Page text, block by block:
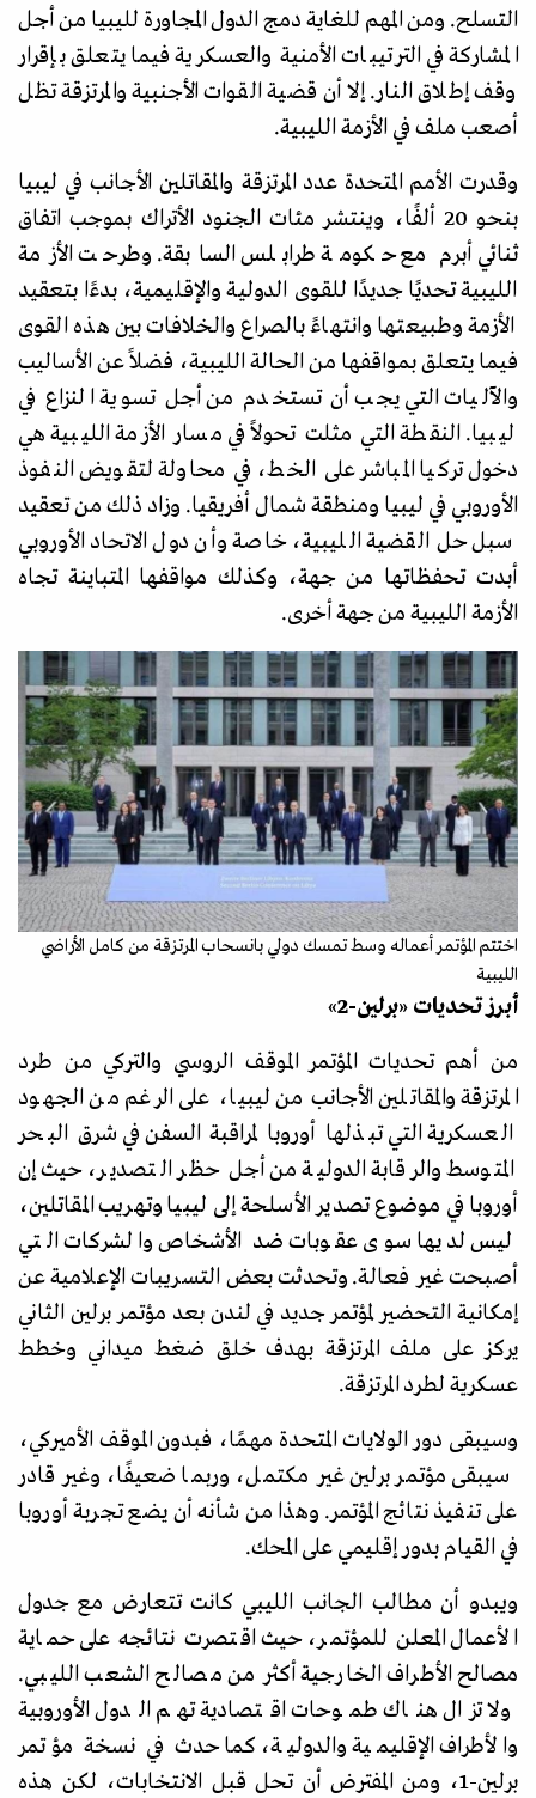
التسلح. ومن المهم للغاية دمج الدول المجاورة لليبيا من أجل
المشاركة في الترتيبات الأمنية والعسكرية فيما يتعلق بإقرار
وقف إطلاق النار. إلا أن قضية القوات الأجنبية والمرتزقة تظل
أصعب ملف في الأزمة الليبية.
وقدرت الأمم المتحدة عدد المرتزقة والمقاتلين الأجانب في ليبيا
بنحو 20 ألفًا، وينتشر مئات الجنود الأتراك بموجب اتفاق
ثنائي أبرم مع حكومة طرابلس السابقة. وطرحت الأزمة
الليبية تحديًا جديدًا للقوى الدولية والإقليمية، بدءًا بتعقيد
الأزمة وطبيعتها وانتهاءً بالصراع والخلافات بين هذه القوى
فيما يتعلق بمواقفها من الحالة الليبية، فضلاً عن الأساليب
والآليات التي يجب أن تستخدم من أجل تسوية النزاع في
ليبيا. النقطة التي مثلت تحولاً في مسار الأزمة الليبية هي
دخول تركيا المباشر على الخط، في محاولة لتقويض النفوذ
الأوروبي في ليبيا ومنطقة شمال أفريقيا. وزاد ذلك من تعقيد
سبل حل القضية الليبية، خاصة وأن دول الاتحاد الأوروبي
أبدت تحفظاتها من جهة، وكذلك مواقفها المتباينة تجاه
الأزمة الليبية من جهة أخرى.
اختتم المؤتمر أعماله وسط تمسك دولي بانسحاب المرتزقة من كامل الأراضي
الليبية
أبرز تحديات «برلين-2 »
من أهم تحديات المؤتمر الموقف الروسي والتركي من طرد
المرتزقة والمقاتلين الأجانب من ليبيا، على الرغم من الجهود
العسكرية التي تبذلها أوروبا لمراقبة السفن في شرق البحر
المتوسط ​​والرقابة الدولية من أجل حظر التصدير، حيث إن
أوروبا في موضوع تصدير الأسلحة إلى ليبيا وتهريب المقاتلين،
ليس لديها سوى عقوبات ضد الأشخاص والشركات التي
أصبحت غير فعالة. وتحدثت بعض التسريبات الإعلامية عن
إمكانية التحضير لمؤتمر جديد في لندن بعد مؤتمر برلين الثاني
يركز على ملف المرتزقة بهدف خلق ضغط ميداني وخطط
عسكرية لطرد المرتزقة.
وسيبقى دور الولايات المتحدة مهمًا، فبدون الموقف الأميركي،
سيبقى مؤتمر برلين غير مكتمل، وربما ضعيفًا، وغير قادر
على تنفيذ نتائج المؤتمر. وهذا من شأنه أن يضع تجربة أوروبا
في القيام بدور إقليمي على المحك.
ويبدو أن مطالب الجانب الليبي كانت تتعارض مع جدول
الأعمال المعلن للمؤتمر، حيث اقتصرت نتائجه على حماية
مصالح الأطراف الخارجية أكثر من مصالح الشعب الليبي.
ولا تزال هناك طموحات اقتصادية تهم الدول الأوروبية
والأطراف الإقليمية والدولية، كما حدث في نسخة مؤتمر
برلين-1، ومن المفترض أن تحل قبل الانتخابات، لكن هذه